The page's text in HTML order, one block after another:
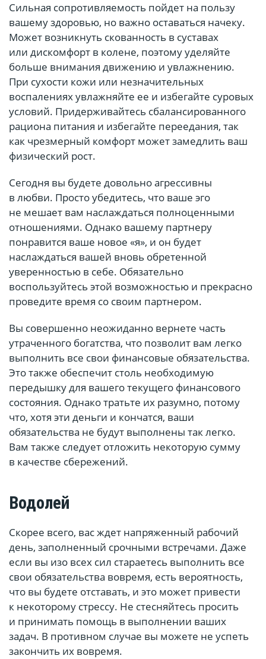
Сильная сопротивляемость пойдет на пользу
вашему здоровью, но важно оставаться начеку.
Может возникнуть скованность в суставах
или дискомфорт в колене, поэтому уделяйте
больше внимания движению и увлажнению.
При сухости кожи или незначительных
воспалениях увлажняйте ее и избегайте суровых
условий. Придерживайтесь сбалансированного
рациона питания и избегайте переедания, так
как чрезмерный комфорт может замедлить ваш
физический рост.
Сегодня вы будете довольно агрессивны
в любви. Просто убедитесь, что ваше эго
не мешает вам наслаждаться полноценными
отношениями. Однако вашему партнеру
понравится ваше новое «я», и он будет
наслаждаться вашей вновь обретенной
уверенностью в себе. Обязательно
воспользуйтесь этой возможностью и прекрасно
проведите время со своим партнером.
Вы совершенно неожиданно вернете часть
утраченного богатства, что позволит вам легко
выполнить все свои финансовые обязательства.
Это также обеспечит столь необходимую
передышку для вашего текущего финансового
состояния. Однако тратьте их разумно, потому
что, хотя эти деньги и кончатся, ваши
обязательства не будут выполнены так легко.
Вам также следует отложить некоторую сумму
в качестве сбережений.
Водолей
Скорее всего, вас ждет напряженный рабочий
день, заполненный срочными встречами. Даже
если вы изо всех сил стараетесь выполнить все
свои обязательства вовремя, есть вероятность,
что вы будете отставать, и это может привести
к некоторому стрессу. Не стесняйтесь просить
и принимать помощь в выполнении ваших
задач. В противном случае вы можете не успеть
закончить их вовремя.